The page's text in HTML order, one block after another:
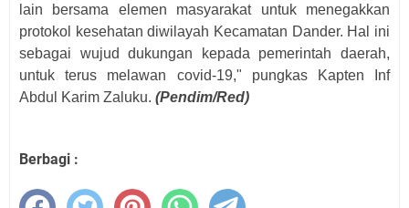
lain bersama elemen masyarakat untuk menegakkan
protokol kesehatan diwilayah Kecamatan Dander. Hal ini
sebagai wujud dukungan kepada pemerintah daerah,
untuk terus melawan covid-19," pungkas Kapten Inf
Abdul Karim Zaluku. (Pendim/Red)
Berbagi :